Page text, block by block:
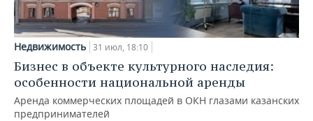
Недвижимость 31 июл, 18:10
Бизнес в объекте культурного наследия:
особенности национальной аренды
Аренда коммерческих площадей в ОКН глазами казанских
предпринимателей